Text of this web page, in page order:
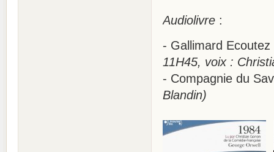
Audiolivre :
- Gallimard
11H45, voix :
- Compagnie du
Blandin)